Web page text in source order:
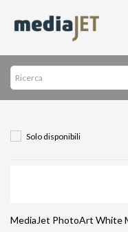
Solo disponibili
MediaJet PhotoArt White